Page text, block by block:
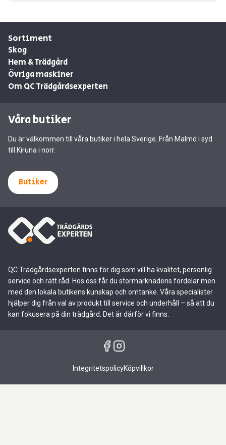
QC Trädgårdsexperten finns för dig som vill ha kvalitet, personlig
service och rätt råd. Hos oss får du stormarknadens fördelar men
med den lokala butikens kunskap och omtanke. Våra specialister
hjälper dig från val av produkt till service och underhåll – så att du
kan fokusera på din trädgård. Det är därför vi finns.
Sortiment
Skog
Hem & Trädgård
Övriga maskiner
Om QC Trädgårdsexperten
Våra butiker
Du är välkommen till våra butiker i hela Sverige. Från Malmö i syd
till Kiruna i norr.
Butiker
IntegritetspolicyKöpvillkor